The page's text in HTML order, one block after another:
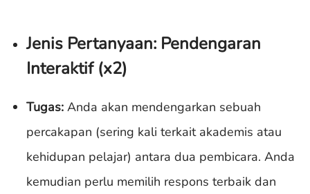
Jenis Pertanyaan: Pendengaran
Interaktif (x2)
Tugas: Anda akan mendengarkan sebuah
percakapan (sering kali terkait akademis atau
kehidupan pelajar) antara dua pembicara. Anda
kemudian perlu memilih respons terbaik dan